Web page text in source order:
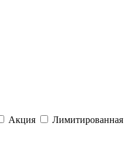
Акция
Лимитированная